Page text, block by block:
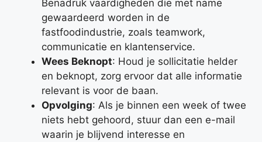
Benadruk vaardigheden die met name
gewaardeerd worden in de
fastfoodindustrie, zoals teamwork,
communicatie en klantenservice.
Wees Beknopt: Houd je sollicitatie helder
en beknopt, zorg ervoor dat alle informatie
relevant is voor de baan.
Opvolging: Als je binnen een week of twee
niets hebt gehoord, stuur dan een e-mail
waarin je blijvend interesse en